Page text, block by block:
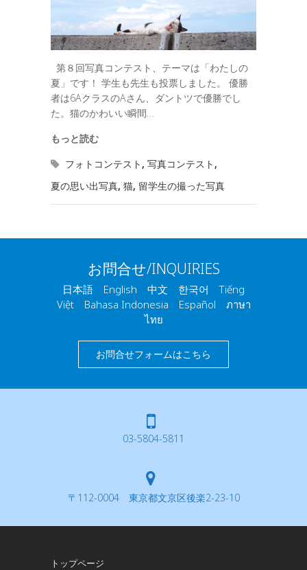
第８回写真コンテスト、テーマは「わたしの
夏」です！ 学生も先生も投票しました。 優勝
者は6AクラスのAさん、ダントツで優勝でし
た。猫のかわいい瞬間…
もっと読む
フォトコンテスト , 写真コンテスト ,
夏の思い出写真, 猫, 留学生の撮った写真
お問合せ/INQUIRIES
日本語 English 中文 한국어 Tiếng
Việt Bahasa Indonesia Español ภาษา
ไทย
お問合せフォームはこちら
03-5804-5811
〒112-0004 東京都文京区後楽2-23-10
トップページ